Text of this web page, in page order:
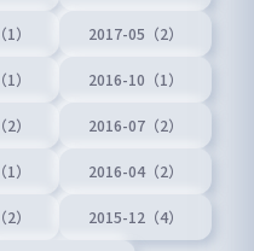
） 2017-05（2）
） 2016-10（1）
） 2016-07（2）
） 2016-04（2）
） 2015-12（4）